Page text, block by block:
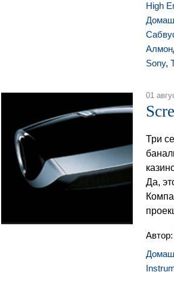
High
Sony,
01
Три
Да,
Автор: